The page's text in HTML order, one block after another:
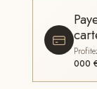
000